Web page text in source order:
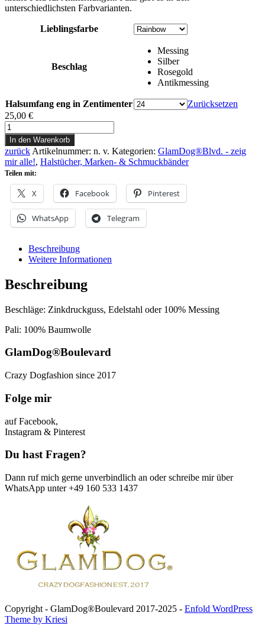
unterschiedlichsten Farbvarianten.
Lieblingsfarbe
Beschlag
Messing
Silber
Rosegold
Antikmessing
Halsumfang eng in Zentimenter
Zurücksetzen
25,00 €
Markenband
Pali
Easy
Menge
In den Warenkorb
zurück Artikelnummer: n. v. Kategorien: GlamDog®Blvd. - zeig
mir alle!, Halstücher, Marken- & Schmuckbänder
Teilen mit:
X Facebook Pinterest
WhatsApp Telegram
Beschreibung
Weitere Informationen
Beschreibung
Beschläge: Zinkdruckguss, Edelstahl oder 100% Messing
Pali: 100% Baumwolle
GlamDog®Boulevard
Crazy Dogfashion since 2017
Folge mir
auf Facebook,
Instagram & Pinterest
Du hast Fragen?
Dann ruf mich gerne unverbindlich an oder schreibe mir über
WhatsApp unter +49 160 533 1437
Copyright - GlamDog®Boulevard 2017-2025 - Enfold WordPress
Theme by Kriesi